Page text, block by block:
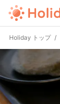
Holiday トップ